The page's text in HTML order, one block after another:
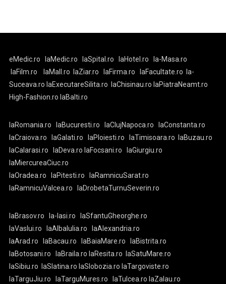
eMedic.ro laMedic.ro laSpital.ro laHotel.ro
la-Masa.ro
laFilm.ro
laMall.ro laZiar.ro laFirma.ro laFacultate.ro
la-
Suceava.ro laExecutareSilita.ro laChisinau.ro laPiatraNeamt.ro
High-Fashion.ro laBalti.ro
laRomania.ro laBucuresti.ro laClujNapoca.ro
laConstanta.ro
laCraiova.ro
laGalati.ro laPloiesti.ro laTimisoara.ro
laBuzau.ro
laCalarasi.ro
laDeva.ro laFocsani.ro
laGiurgiu.ro
laMiercureaCiuc.ro
laOradea.ro
laPitesti.ro
laRamnicuSarat.ro
laRamnicuValcea.ro
laDrobetaTurnuSeverin.ro
laBrasov.ro la-Iasi.ro
laSfantuGheorghe.ro
laVaslui.ro
laAlbaIulia.ro
laAlexandria.ro
laArad.ro
laBacau.ro laBaiaMare.ro
laBistrita.ro
laBotosani.ro
laBraila.ro laResita.ro
laSatuMare.ro
laSibiu.ro
laSlatina.ro laSlobozia.ro laTargoviste.ro
laTarguJiu.ro
laTarguMures.ro laTulcea.ro laZalau.ro